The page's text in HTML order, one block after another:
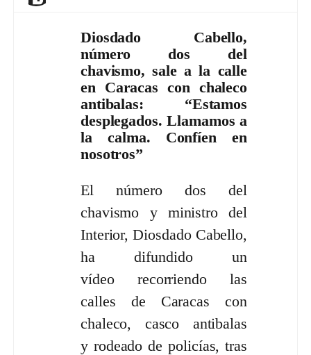
Diosdado Cabello,
número dos del
chavismo, sale a la calle
en Caracas con chaleco
antibalas: “Estamos
desplegados. Llamamos a
la calma. Confíen en
nosotros”
El número dos del
chavismo y ministro del
Interior, Diosdado Cabello,
ha difundido un
vídeo recorriendo las
calles de Caracas con
chaleco, casco antibalas
y rodeado de policías, tras